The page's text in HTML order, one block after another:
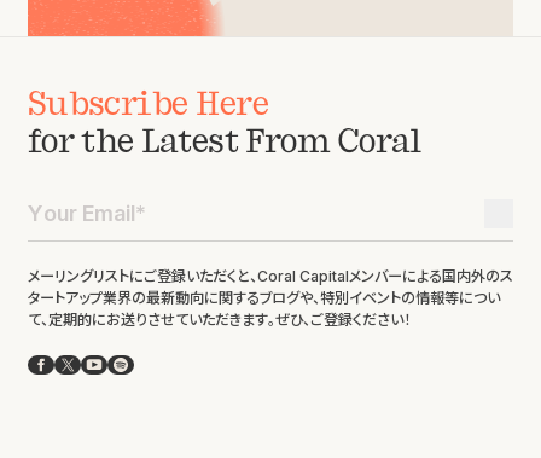
Subscribe Here
for the Latest From Coral
メーリングリストにご登録いただくと、Coral Capitalメンバーによる国内外のス
タートアップ業界の最新動向に関するブログや、特別イベントの情報等につい
て、定期的にお送りさせていただきます。ぜひ、ご登録ください！
Facebook
X YouTube
Spotify